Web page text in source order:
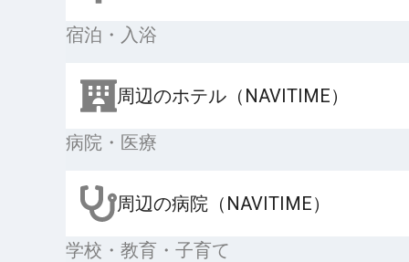
宿泊・入浴
周辺のホテル（NAVITIME）
病院・医療
周辺の病院（NAVITIME）
学校・教育・子育て